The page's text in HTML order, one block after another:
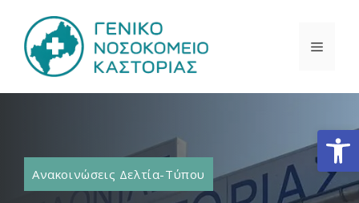
περιεχόμενο
Ανακοινώσεις Δελτία-Τύπου